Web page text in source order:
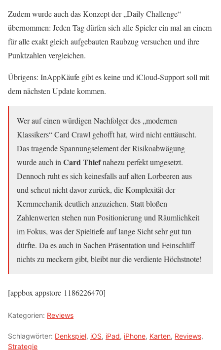
Zudem wurde auch das Konzept der „Daily Challenge“
übernommen: Jeden Tag dürfen sich alle Spieler ein mal an einem
für alle exakt gleich aufgebauten Raubzug versuchen und ihre
Punktzahlen vergleichen.
Übrigens: InAppKäufe gibt es keine und iCloud-Support soll mit
dem nächsten Update kommen.
Wer auf einen würdigen Nachfolger des „modernen
Klassikers“ Card Crawl gehofft hat, wird nicht enttäuscht.
Das tragende Spannungselement der Risikoabwägung
wurde auch in Card Thiefnahezu perfekt umgesetzt.
Dennoch ruht es sich keinesfalls auf alten Lorbeeren aus
und scheut nicht davor zurück, die Komplexität der
Kernmechanik deutlich anzuziehen. Statt bloßen
Zahlenwerten stehen nun Positionierung und Räumlichkeit
im Fokus, was der Spieltiefe auf lange Sicht sehr gut tun
dürfte. Da es auch in Sachen Präsentation und Feinschliff
nichts zu meckern gibt, bleibt nur die verdiente Höchstnote!
[appbox appstore 1186226470]
Kategorien: Reviews
Schlagwörter: Denkspiel, iOS, iPad, iPhone, Karten, Reviews,
Strategie